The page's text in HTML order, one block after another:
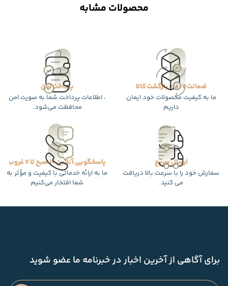
محصولات مشابه
ضمانت 7 روزه بازگشت کالا
ما به کیفیت محصولات خود ایمان
داریم
پرداخت امن
، اطلاعات پرداخت شما به صورت امن
محافظت می‌شود.
ارسال سریع
سفارش خود را با سرعت بالا دریافت
می کنید.
پاسخگویی آنلاین 10 صبح تا 7 غروب
ما به ارائه خدماتی با کیفیت و مؤثر به
شما افتخار می‌کنیم
برای آگاهی از آخرین اخبار در خبرنامه ما عضو شوید